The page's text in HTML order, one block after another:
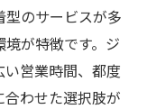
ットと特徴
パーソナルジ
のサービスが多
が特徴です。ジ
営業時間、都度
わせた選択肢が